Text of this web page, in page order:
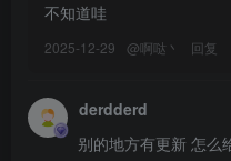
028.Aery Tiefling – Nelliel Tu
027.Aery Tiefling – Tae
不知道哇
2025-12-29 @啊哒丶 回复
derdderd
别的地方有更新 怎么